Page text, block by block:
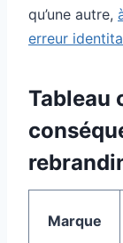
qu’une autre,
erreur
Tableau
Marque